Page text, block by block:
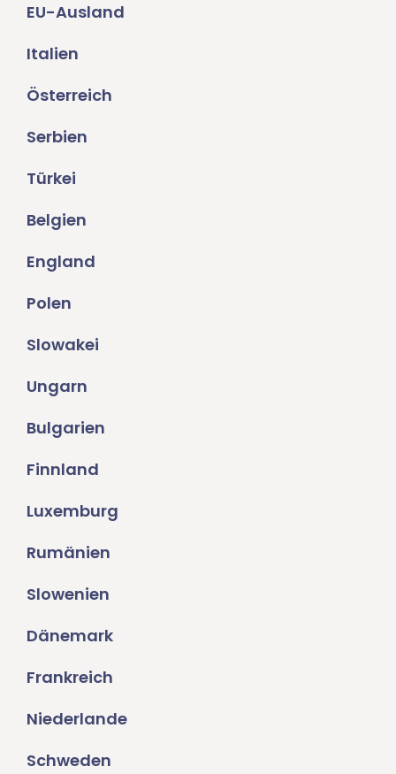
EU-Ausland
Italien
Österreich
Serbien
Türkei
Belgien
England
Polen
Slowakei
Ungarn
Bulgarien
Finnland
Luxemburg
Rumänien
Slowenien
Dänemark
Frankreich
Niederlande
Schweden